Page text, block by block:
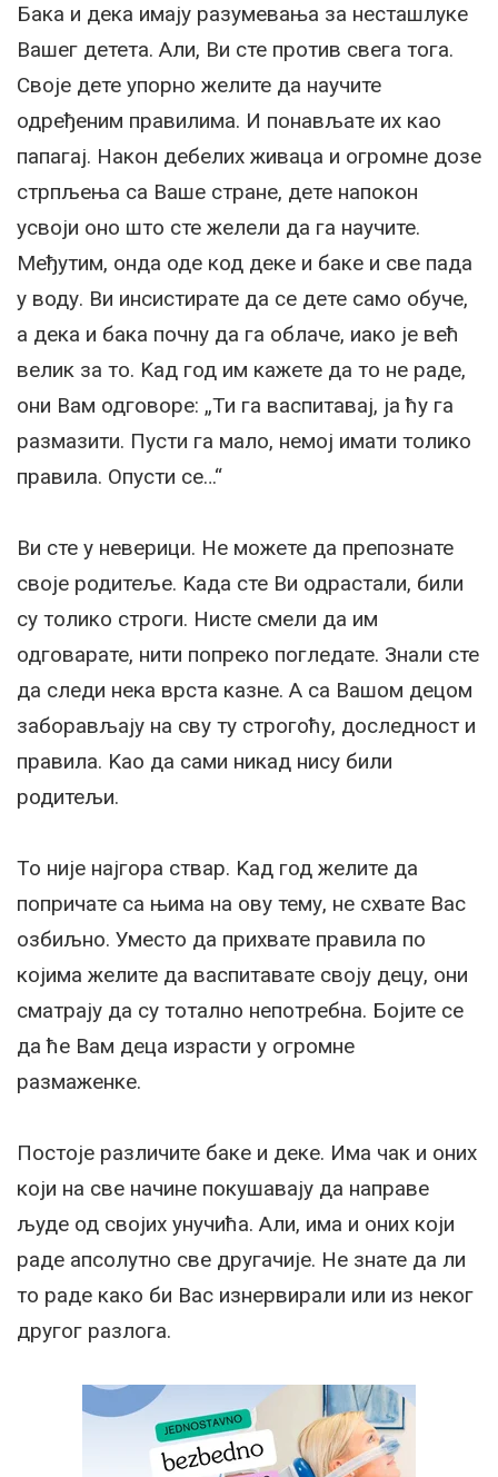
Бака и дека имају разумевања за несташлуке
Вашег детета. Али, Ви сте против свега тога.
Своје дете упорно желите да научите
одређеним правилима. И понављате их као
папагај. Након дебелих живаца и огромне дозе
стрпљења са Ваше стране, дете напокон
усвоји оно што сте желели да га научите.
Међутим, онда оде код деке и баке и све пада
у воду. Ви инсистирате да се дете само обуче,
а дека и бака почну да га облаче, иако је већ
велик за то. Kад год им кажете да то не раде,
они Вам одговоре: „Ти га васпитавај, ја ћу га
размазити. Пусти га мало, немој имати толико
правила. Опусти се…“
Ви сте у неверици. Не можете да препознате
своје родитеље. Kада сте Ви одрастали, били
су толико строги. Нисте смели да им
одговарате, нити попреко погледате. Знали сте
да следи нека врста казне. А са Вашом децом
заборављају на сву ту строгоћу, доследност и
правила. Kао да сами никад нису били
родитељи.
То није најгора ствар. Kад год желите да
попричате са њима на ову тему, не схвате Вас
озбиљно. Уместо да прихвате правила по
којима желите да васпитавате своју децу, они
сматрају да су тотално непотребна. Бојите се
да ће Вам деца израсти у огромне
размаженке.
Постоје различите баке и деке. Има чак и оних
који на све начине покушавају да направе
људе од својих унучића. Али, има и оних који
раде апсолутно све другачије. Не знате да ли
то раде како би Вас изнервирали или из неког
другог разлога.